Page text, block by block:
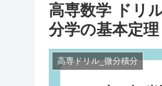
高専数学 ドリ
分学の基本定理
高専ドリル_微分積分